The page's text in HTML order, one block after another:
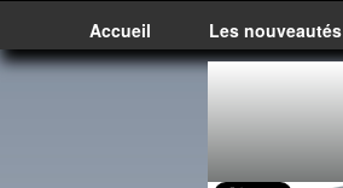
Accueil Les nouveautés